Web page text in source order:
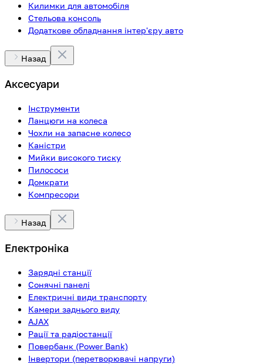
Килимки для автомобіля
Стельова консоль
Додаткове обладнання інтер'єру авто
Назад
Аксесуари
Інструменти
Ланцюги на колеса
Чохли на запасне колесо
Каністри
Мийки високого тиску
Пилососи
Домкрати
Компресори
Назад
Електроніка
Зарядні станції
Сонячні панелі
Електричні види транспорту
Камери заднього виду
AJAX
Рації та радіостанції
Повербанк (Power Bank)
Інвертори (перетворювачі напруги)